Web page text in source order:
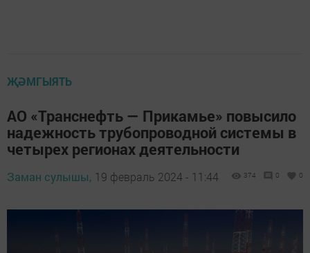
ҖӘМГЫЯТЬ
АО «Транснефть — Прикамье» повысило
надежность трубопроводной системы в
четырех регионах деятельности
Заман сулышы, 19 февраль 2024 - 11:44 374 0 0